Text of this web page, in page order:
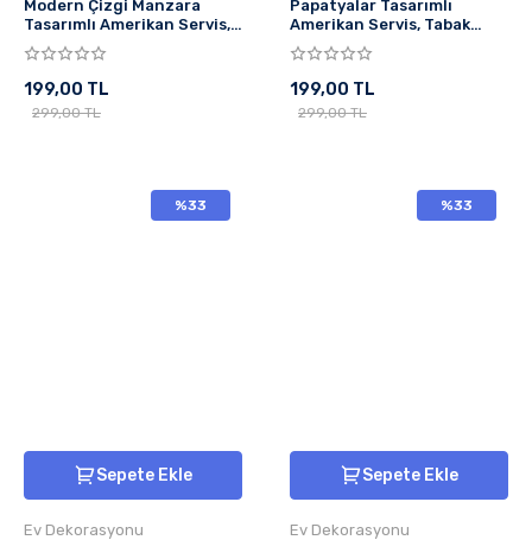
Modern Çizgi Manzara
Tasarımlı Amerikan Servis,
Tabak Altlığı & Şık Masa
Dekoru, Ev Hediyesi, 2 Adet
199,00 TL
299,00 TL
Papatyalar Tasarımlı
Amerikan Servis, Tabak
Altlığı & Şık Masa Dekoru, Ev
Hediyesi, 2 Adet
199,00 TL
299,00 TL
%33
Sepete Ekle
Ev Dekorasyonu
%33
Sepete Ekle
Ev Dekorasyonu